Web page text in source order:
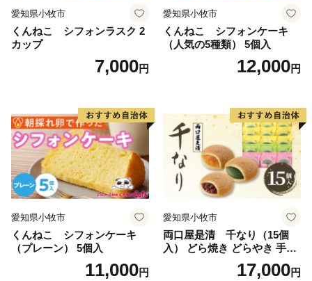
愛知県小牧市
くんねこ シフォンラスク 2
カップ
7,000円
愛知県小牧市
くんねこ シフォンケーキ
（人気の5種類） 5個入
12,000円
愛知県小牧市
くんねこ シフォンケーキ
（プレーン） 5個入
11,000円
愛知県小牧市
両口屋是清 千なり（15個
入） どら焼き どらやき 手土
産 お土産 土産 丹波大納言小
豆 抹茶 林檎 りんご 慶事 お
17,000円